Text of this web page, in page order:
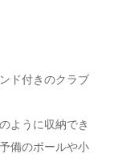
ド付きのクラブ
ように収納でき
備のボールや小